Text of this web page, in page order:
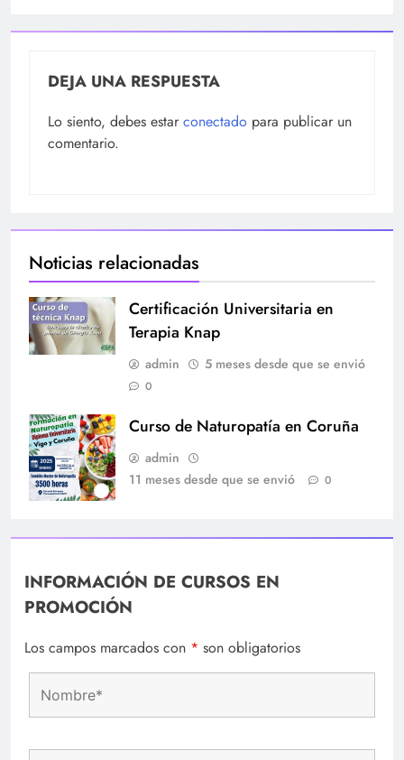
DEJA UNA RESPUESTA
Lo siento, debes estar conectado para publicar un
comentario.
Noticias relacionadas
Certificación Universitaria en
Terapia Knap
admin 5 meses desde que se envió
0
Curso de Naturopatía en Coruña
admin
11 meses desde que se envió
0
INFORMACIÓN DE CURSOS EN
PROMOCIÓN
Los campos marcados con * son obligatorios